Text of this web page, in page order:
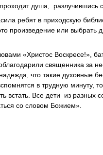
душа, разлучившись
ребят в приходскую
произведение или
«Христос Воскресе!»,
священника за
что такие духовные
в трудную минуту,
встать. Все дети из разных
со словом Божием».